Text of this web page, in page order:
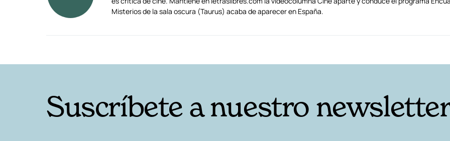
Misterios de la sala oscura (Taurus) acaba de aparecer en España.
Suscríbete a nuestro